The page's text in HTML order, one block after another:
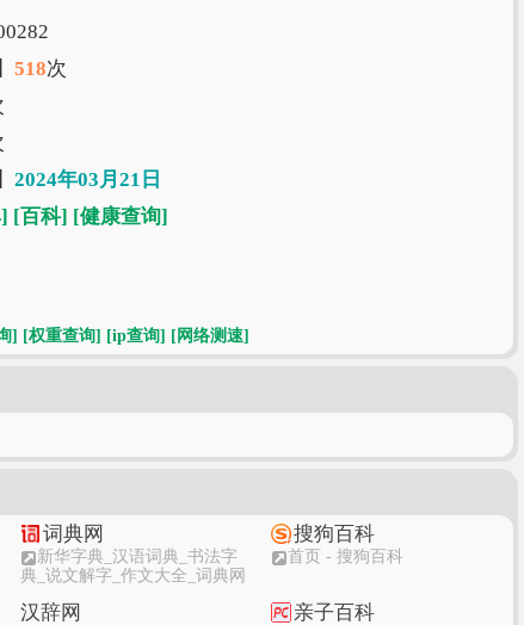
518次
2024年03月21日
[百科] [健康查询]
] [权重查询] [ip查询] [网络测速]
词典网
新华字典_汉语词典_书法字
典_说文解字_作文大全_词典网
搜狗百科
首页 - 搜狗百科
汉辞网 亲子百科